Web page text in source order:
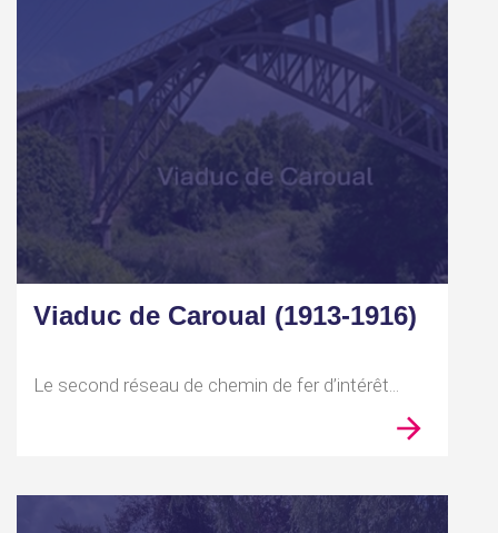
Viaduc de Caroual (1913-1916)
Le second réseau de chemin de fer d’intérêt...